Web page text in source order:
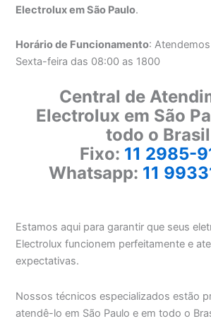
Electrolux em São Paulo.
Horário de Funcionamento:
Sexta-feira das 08:00 as 1800
Central de
Electrolux em São
todo o Brasil
Fixo: 11 2985-
Whatsapp: 11
Estamos aqui para garantir que seus
Electrolux funcionem perfeitamente e
expectativas.
Nossos técnicos especializados estão
atendê-lo em São Paulo e em todo o